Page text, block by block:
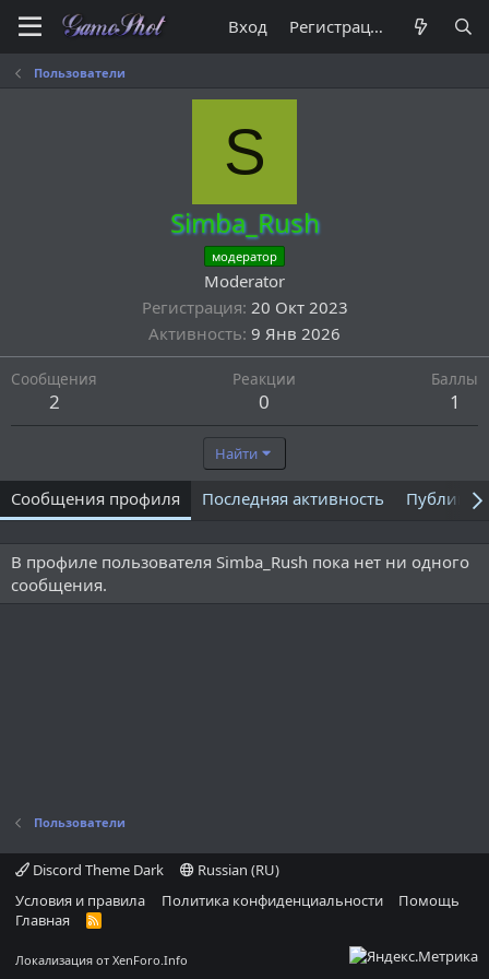
Вход Регистрация
Пользователи
S
Simba_Rush
модератор
Moderator
Регистрация 20 Окт 2023
Активность 9 Янв 2026
Сообщения
2
Реакции
0
Баллы
1
Найти
Сообщения профиля Последняя активность
В профиле пользователя Simba_Rush пока нет ни одного
сообщения.
Пользователи
Discord Theme Dark
Russian (RU)
Условия и правила
Политика конфиденциальности
Помощь
Главная
R
Локализация от XenForo.Info